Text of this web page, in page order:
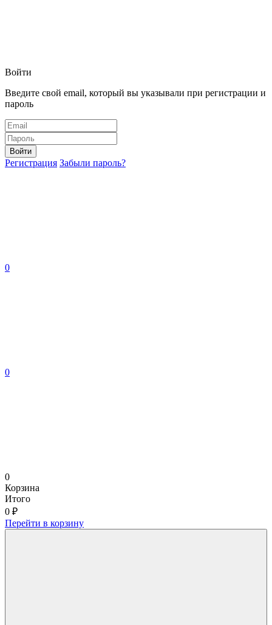
Войти
Введите свой email, который вы указывали при регистрации и
пароль
Войти
Регистрация Забыли пароль?
0
0
0
Корзина
Итого
0 ₽
Перейти в корзину